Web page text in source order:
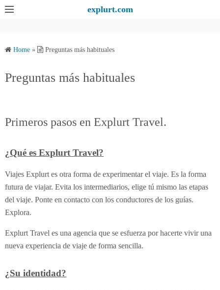
explurt.com
Home » Preguntas más habituales
Preguntas más habituales
Primeros pasos en Explurt Travel.
¿Qué es Explurt Travel?
Viajes Explurt es otra forma de experimentar el viaje. Es la forma
futura de viajar. Evita los intermediarios, elige tú mismo las etapas
del viaje. Ponte en contacto con los conductores de los guías.
Explora.
Explurt Travel es una agencia que se esfuerza por hacerte vivir una
nueva experiencia de viaje de forma sencilla.
¿Su identidad?